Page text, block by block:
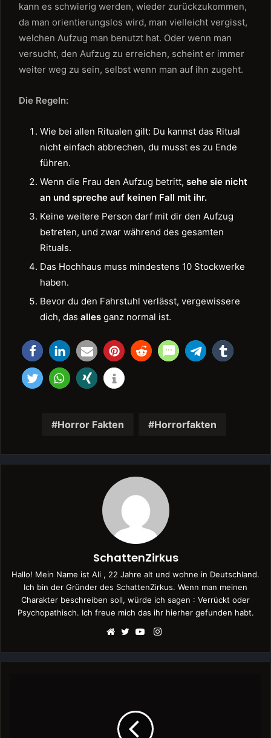
kann es schwierig werden, wieder zurückzukommen,
da man orientierungslos wird, man vielleicht vergisst,
welchen Aufzug man benutzt hat. Oder wenn man
versucht, den Aufzug zu erreichen, scheint er immer
weiter weg zu sein, selbst wenn man auf ihn zugeht.
Die Regeln:
Wie bei allen Ritualen gilt: Du kannst das Ritual
nicht einfach abbrechen, du musst es zu Ende
führen.
Wenn die Frau den Aufzug betritt, sehe sie nicht
an und spreche auf keinen Fall mit ihr.
Keine weitere Person darf mit dir den Aufzug
betreten, und zwar während des gesamten
Rituals.
Das Hochhaus muss mindestens 10 Stockwerke
haben.
Bevor du den Fahrstuhl verlässt, vergewissere
dich, das alles ganz normal ist.
Horror Fakten Horrorfakten
SchattenZirkus
Hallo! Mein Name ist Ali , 22 Jahre alt und wohne in Deutschland.
Ich bin der Gründer des SchattenZirkus. Wenn man meinen
Charakter beschreiben soll, würde ich sagen : Verrückt oder
Psychopathisch. Ich freue mich das ihr hierher gefunden habt.
Instagram